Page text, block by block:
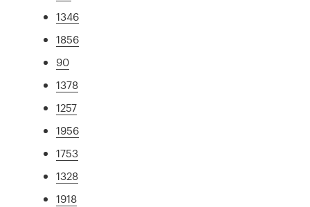
1346
1856
90
1378
1257
1956
1753
1328
1918